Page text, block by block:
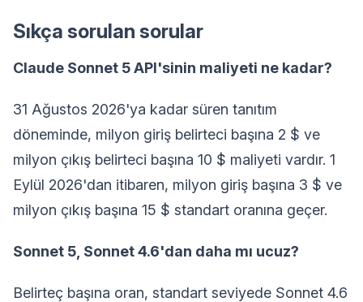
Sıkça sorulan sorular
Claude Sonnet 5 API'sinin maliyeti ne kadar?
31 Ağustos 2026'ya kadar süren tanıtım
döneminde, milyon giriş belirteci başına 2 $ ve
milyon çıkış belirteci başına 10 $ maliyeti vardır. 1
Eylül 2026'dan itibaren, milyon giriş başına 3 $ ve
milyon çıkış başına 15 $ standart oranına geçer.
Sonnet 5, Sonnet 4.6'dan daha mı ucuz?
Belirteç başına oran, standart seviyede Sonnet 4.6